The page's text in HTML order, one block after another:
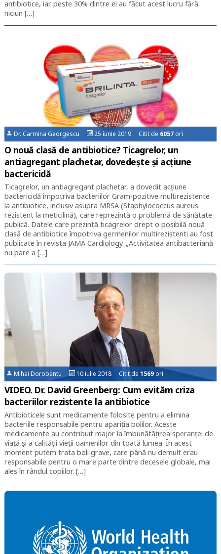
antibiotice, iar peste 30% dintre ei au făcut acest lucru fără
niciun […]
Dr. Carmina Georgescu 25 iunie 2019 Citit de 6057 ori
O nouă clasă de antibiotice? Ticagrelor, un
antiagregant plachetar, dovedește și acțiune
bactericidă
Ticagrelor, un antiagregant plachetar, a dovedit acțiune
bactericidă împotriva bacteriilor Gram-pozitive multirezistente
la antibiotice, inclusiv asupra MRSA (Staphylococcus aureus
rezistent la meticilină), care reprezintă o problemă de sănătate
publică. Datele care prezintă ticagrelor drept o posibilă nouă
clasă de antibiotice împotriva germenilor multirezistenti au fost
publicate în revista JAMA Cardiology. „Activitatea antibacteriană
nu pare a […]
Mihai Dorobantu 10 iulie 2018 Citit de1569ori
VIDEO. Dr. David Greenberg: Cum evităm criza
bacteriilor rezistente la antibiotice
Antibioticele sunt medicamente folosite pentru a elimina
bacteriile responsabile pentru apariția bolilor. Aceste
medicamente au contribuit major la îmbunătățirea speranței de
viață și a calității vieții oamenilor din toată lumea. În acest
moment putem trata boli grave, care până nu demult erau
responsabile pentru o mare parte dintre decesele globale, mai
ales în rândul copiilor. […]